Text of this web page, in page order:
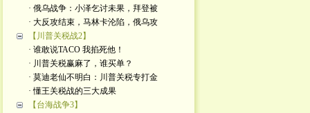
· 俄乌战争：小泽乞讨未果，拜登被
· 大反攻结束，马林卡沦陷，俄乌攻
【川普关税战2】
· 谁敢说TACO 我掐死他！
· 川普关税赢麻了，谁买单？
· 莫迪老仙不明白：川普关税专打金
· 懂王关税战的三大成果
【台海战争3】